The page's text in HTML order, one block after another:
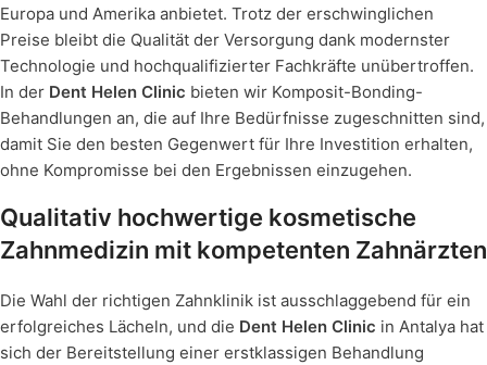
Europa und Amerika anbietet. Trotz der erschwinglichen
Preise bleibt die Qualität der Versorgung dank modernster
Technologie und hochqualifizierter Fachkräfte unübertroffen.
In der Dent Helen Clinic bieten wir Komposit-Bonding-
Behandlungen an, die auf Ihre Bedürfnisse zugeschnitten sind,
damit Sie den besten Gegenwert für Ihre Investition erhalten,
ohne Kompromisse bei den Ergebnissen einzugehen.
Qualitativ hochwertige kosmetische
Zahnmedizin mit kompetenten Zahnärzten
Die Wahl der richtigen Zahnklinik ist ausschlaggebend für ein
erfolgreiches Lächeln, und die Dent Helen Clinic in Antalya hat
sich der Bereitstellung einer erstklassigen Behandlung